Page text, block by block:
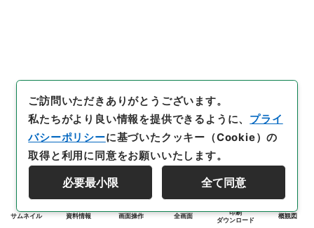
サムネイル 資料情報 画面操作 全画面
印刷
ダウンロード
概観図
ご訪問いただきありがとうございます。
私たちがより良い情報を提供できるように、 プライ
バシーポリシーに基づいたクッキー（Cookie）の
取得と利用に同意をお願いいたします。
必要最小限 全て同意